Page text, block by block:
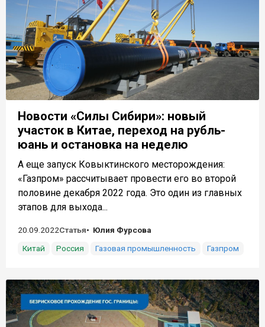
Новости «Силы Сибири»: новый
участок в Китае, переход на рубль-
юань и остановка на неделю
А еще запуск Ковыктинского месторождения:
«Газпром» рассчитывает провести его во второй
половине декабря 2022 года. Это один из главных
этапов для выхода...
20.09.2022Статья
Юлия Фурсова
Китай
Россия Газовая промышленность Газпром